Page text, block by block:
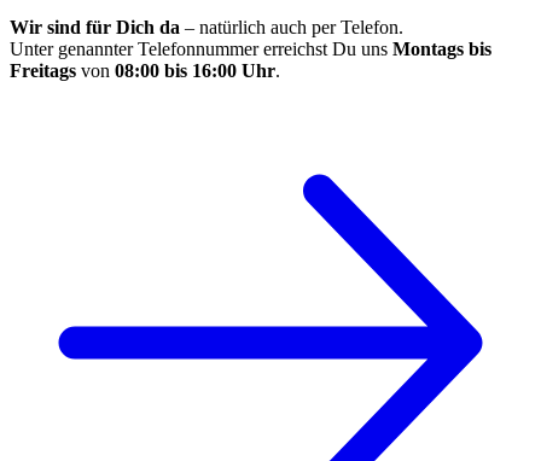
Wir sind für Dich da – natürlich auch per Telefon.
Unter genannter Telefonnummer erreichst Du uns Montags bis
Freitags von 08:00 bis 16:00 Uhr.